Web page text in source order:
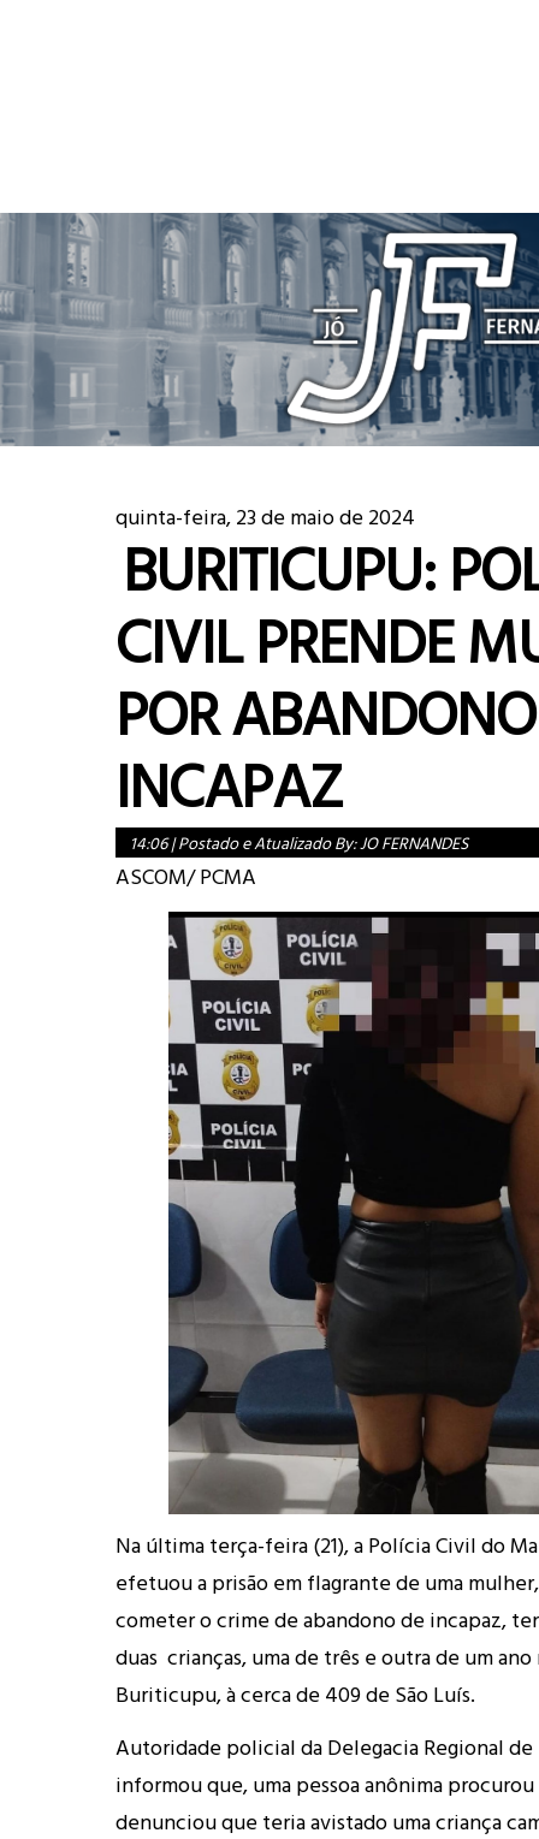
quinta-feira, 23 de maio de 2024
BURITICUPU:
CIVIL PRENDE
POR
INCAPAZ
14:06|Postado e Atualizado By:JO FERNANDES
ASCOM/ PCMA
Na última terça-feira (21), a Polícia Civil do
efetuou a prisão em flagrante de uma
cometer o crime de abandono de incapaz,
duas crianças, uma de três e outra de um
Buriticupu, à cerca de 409 de São Luís.
Autoridade policial da Delegacia Regional
informou que, uma pessoa anônima
denunciou que teria avistado uma criança